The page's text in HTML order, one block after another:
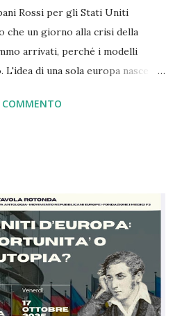
Rossi per gli Stati Uniti
che un giorno alla crisi della
arrivati, perché i modelli
di una sola europa nasce
sconfitti grazie a Churchill
di Chamberlain, il rischio. Oggi
al punto che dopo 4 anni di
e la Russia sono de facto uniti
Europea in una logica, a mio
in crisi. Ebbene se da un lato
essendo io da sempre grato agli
dato contro i nazisti e per il loro